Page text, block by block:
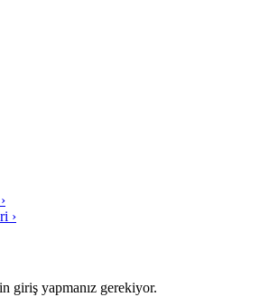
›
›
giriş yapmanız gerekiyor.